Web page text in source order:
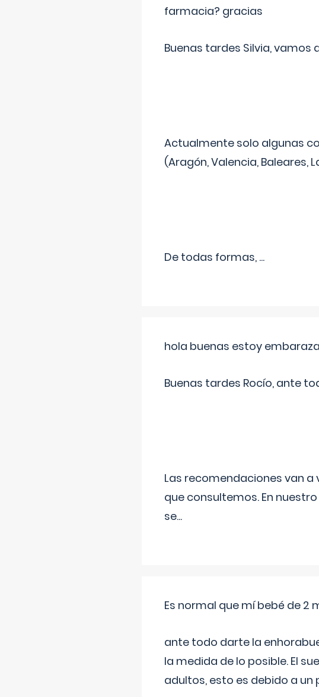
farmacia? gracias
Buenas tardes Silvia,
Actualmente solo algunas
(Aragón, Valencia, Baleares,
De todas formas, ...
hola buenas estoy
Buenas tardes Rocío, ante
Las recomendaciones van
que consultemos. En
se...
Es normal que mí bebé de 2
ante todo darte la
la medida de lo posible. El
adultos, esto es debido a